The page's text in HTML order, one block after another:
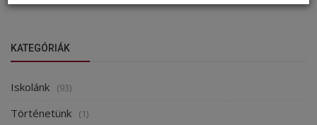
KATEGÓRIÁK
Iskolánk (93)
Történetünk (1)